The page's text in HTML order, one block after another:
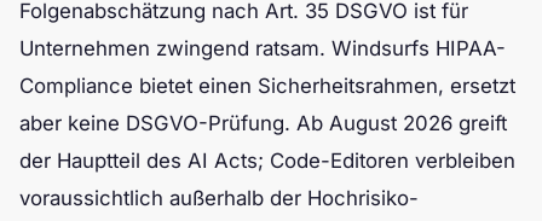
Folgenabschätzung nach Art. 35 DSGVO ist für
Unternehmen zwingend ratsam. Windsurfs HIPAA-
Compliance bietet einen Sicherheitsrahmen, ersetzt
aber keine DSGVO-Prüfung. Ab August 2026 greift
der Hauptteil des AI Acts; Code-Editoren verbleiben
voraussichtlich außerhalb der Hochrisiko-